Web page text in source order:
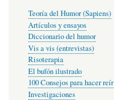
Teoría del Humor (Sapiens)
Artículos y ensayos
Diccionario del humor
Vis a vis (entrevistas)
Risoterapia
El bufón ilustrado
100 Consejos para hacer reír
Investigaciones